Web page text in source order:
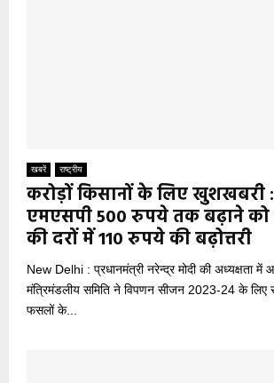
खबरें राष्ट्रीय
करोड़ों किसानों के लिए
एमएसपी 500 रुपये तक बढ़ाने को
की दरों में 110 रुपये की बढ़ोत्तरी
New Delhi : प्रधानमंत्री नरेन्द्र मोदी की अध्यक्षता में
मंत्रिमंडलीय समिति ने विपणन सीजन 2023-24 के लिए
फसलों के...